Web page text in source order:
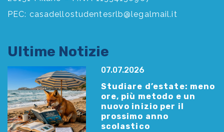
PEC: casadellostudentesrlb@legalmail.it
Ultime Notizie
07.07.2026
Studiare d’estate: meno
ore, più metodo e un
nuovo inizio per il
prossimo anno
scolastico